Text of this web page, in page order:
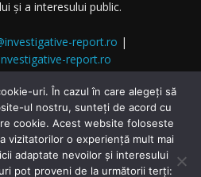
și a interesului public.
report.ro |
report.ro
Toate drepturile rezervate.
uri. În cazul în care alegeți să
ul nostru, sunteți de acord cu
cookie. Acest website foloseste
vizitatorilor o experiență mult mai
adaptate nevoilor și interesului
pot proveni de la următorii terți: